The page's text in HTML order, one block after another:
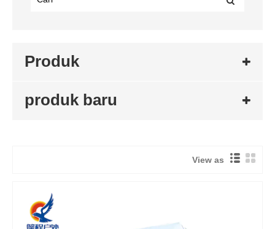
Produk
produk baru
View as